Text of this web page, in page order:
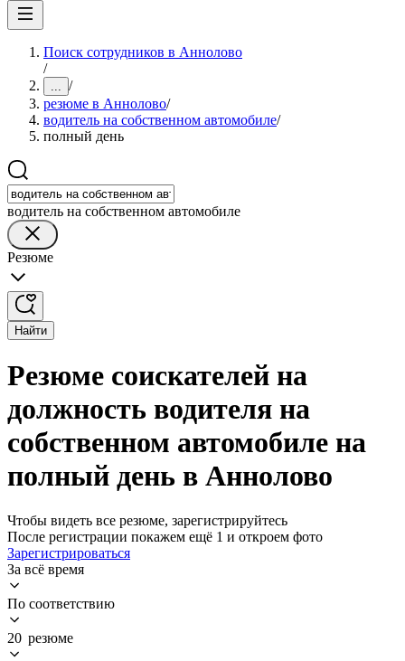
Поиск сотрудников в Аннолово
/
... /
резюме в Аннолово/
водитель на собственном автомобиле/
полный день
водитель на собственном автомобиле
Резюме
Найти
Резюме соискателей на
должность водителя на
собственном автомобиле на
полный день в Аннолово
Чтобы видеть все резюме, зарегистрируйтесь
После регистрации покажем ещё 1 и откроем фото
Зарегистрироваться
За всё время
По соответствию
20 резюме